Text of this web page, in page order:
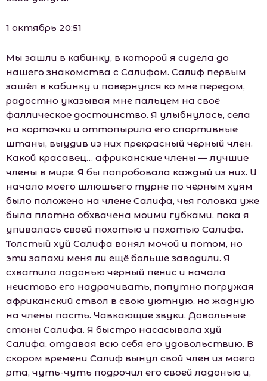
1 октябрь 20:51
Мы зашли в кабинку, в которой я сидела до
нашего знакомства с Салифом. Салиф первым
зашёл в кабинку и повернулся ко мне передом,
радостно указывая мне пальцем на своё
фаллическое достоинство. Я улыбнулась, села
на корточки и оттопырила его спортивные
штаны, выудив из них прекрасный чёрный член.
Какой красавец… африканские члены — лучшие
члены в мире. Я бы попробовала каждый из них. И
начало моего шлюшьего турне по чёрным хуям
было положено на члене Салифа, чья головка уже
была плотно обхвачена моими губками, пока я
упивалась своей похотью и похотью Салифа.
Толстый хуй Салифа вонял мочой и потом, но
эти запахи меня ли ещё больше заводили. Я
схватила ладонью чёрный пенис и начала
неистово его надрачивать, попутно погружая
африканский ствол в свою уютную, но жадную
на члены пасть. Чавкающие звуки. Довольные
стоны Салифа. Я быстро насасывала хуй
Салифа, отдавая всю себя его удовольствию. В
скором времени Салиф вынул свой член из моего
рта, чуть-чуть подрочил его своей ладонью и,